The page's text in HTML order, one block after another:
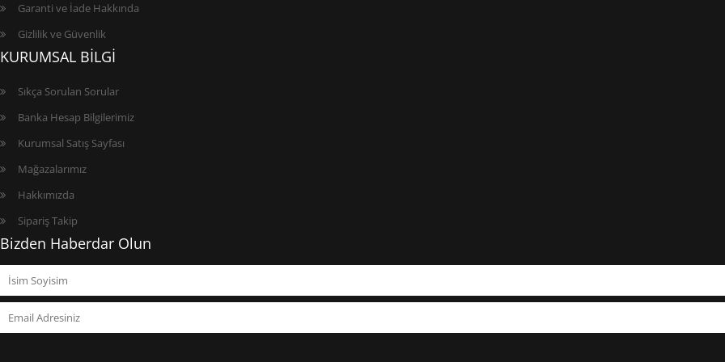
Garanti ve İade Hakkında
Gizlilik ve Güvenlik
KURUMSAL BİLGİ
Sıkça Sorulan Sorular
Banka Hesap Bilgilerimiz
Kurumsal Satış Sayfası
Mağazalarımız
Hakkımızda
Sipariş Takip
Bizden Haberdar Olun